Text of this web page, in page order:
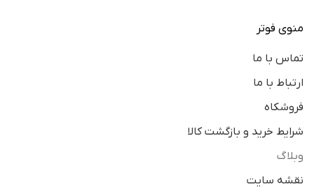
منوی فوتر
تماس با ما
ارتباط با ما
فروشکاه
شرایط خرید و بازگشت کالا
وبلاگ
نقشه سایت